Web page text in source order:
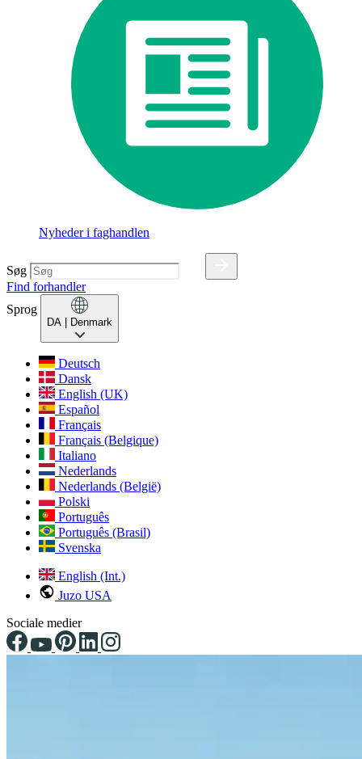
Nyheder i faghandlen
Søg
Find forhandler
Sprog
DA | Denmark
Deutsch
Dansk
English (UK)
Español
Français
Français (Belgique)
Italiano
Nederlands
Nederlands (België)
Polski
Português
Português (Brasil)
Svenska
English (Int.)
Juzo USA
Sociale medier